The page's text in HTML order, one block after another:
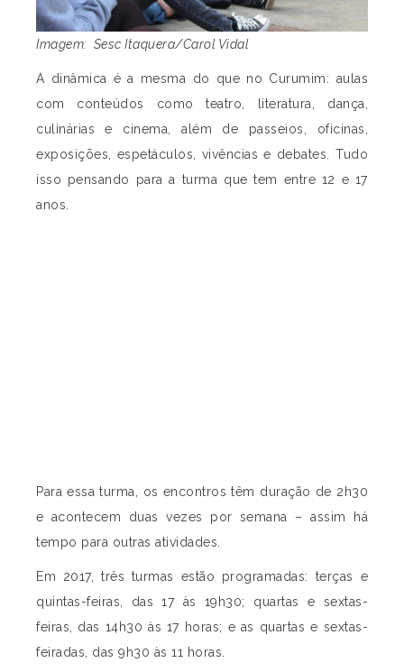
Imagem: Sesc Itaquera/Carol Vidal
A dinâmica é a mesma do que no Curumim: aulas
com conteúdos como teatro, literatura, dança,
culinárias e cinema, além de passeios, oficinas,
exposições, espetáculos, vivências e debates. Tudo
isso pensando para a turma que tem entre 12 e 17
anos.
Para essa turma, os encontros têm duração de 2h30
e acontecem duas vezes por semana – assim há
tempo para outras atividades.
Em 2017, três turmas estão programadas: terças e
quintas-feiras, das 17 às 19h30; quartas e sextas-
feiras, das 14h30 às 17 horas; e as quartas e sextas-
feiradas, das 9h30 às 11 horas.